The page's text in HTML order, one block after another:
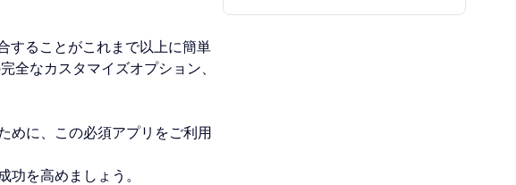
することがこれまで以上に簡単
全なカスタマイズオプション、
めに、この必須アプリをご利用
を高めましょう。